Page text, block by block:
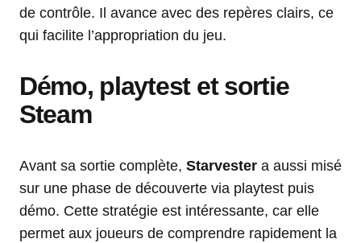
de contrôle. Il avance avec des repères clairs, ce
qui facilite l’appropriation du jeu.
Démo, playtest et sortie
Steam
Avant sa sortie complète, Starvester a aussi misé
sur une phase de découverte via playtest puis
démo. Cette stratégie est intéressante, car elle
permet aux joueurs de comprendre rapidement la